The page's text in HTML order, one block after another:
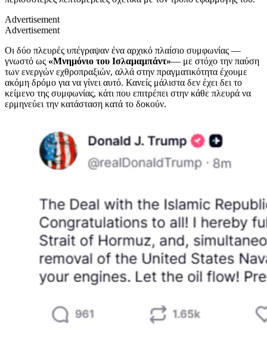
Advertisement
Advertisement
Οι δύο πλευρές υπέγραψαν ένα αρχικό πλαίσιο συμφωνίας —
γνωστό ως «Μνημόνιο του Ισλαμαμπάντ»— με στόχο την παύση
των ενεργών εχθροπραξιών, αλλά στην πραγματικότητα έχουμε
ακόμη δρόμο για να γίνει αυτό. Κανείς μάλιστα δεν έχει δει το
κείμενο της συμφωνίας, κάτι που επιτρέπει στην κάθε πλευρά να
ερμηνεύει την κατάσταση κατά το δοκούν.